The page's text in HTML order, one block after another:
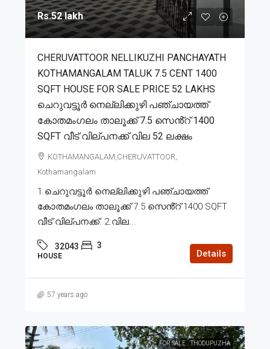
Rs.52 lakh
CHERUVATTOOR NELLIKUZHI PANCHAYATH
KOTHAMANGALAM TALUK 7.5 CENT 1400
SQFT HOUSE FOR SALE PRICE 52 LAKHS
ചെറുവട്ടൂർ നെല്ലിക്കുഴി പഞ്ചായത്ത്
കോതമംഗലം താലൂക്ക് 7.5 സെൻ്റ് 1400
SQFT വീട് വില്പനക്ക് വില 52 ലക്ഷം
KOTHAMANGALAM,CHERUVATTOOR,
Kothamangalam
1.ചെറുവട്ടൂർ നെല്ലിക്കുഴി പഞ്ചായത്ത്
കോതമംഗലം താലൂക്ക് 7.5 സെൻ്റ് 1400 SQFT
വീട് വില്പനക്ക്. 2.വില...
32043 3
HOUSE Details
57 years ago
FOR SALE THODUPUZHA